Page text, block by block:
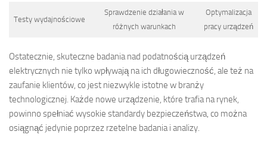
Testy wydajnościowe
Sprawdzenie działania w
różnych warunkach
Optymalizacja
pracy urządzeń
Ostatecznie, skuteczne badania nad podatnością urządzeń
elektrycznych nie tylko wpływają na ich długowieczność, ale też na
zaufanie klientów, co jest niezwykle istotne w branży
technologicznej. Każde nowe urządzenie, które trafia na rynek,
powinno spełniać wysokie standardy bezpieczeństwa, co można
osiągnąć jedynie poprzez rzetelne badania i analizy.